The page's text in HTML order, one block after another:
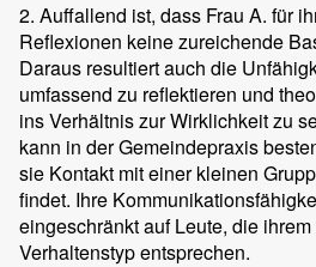
2. Auffallend ist, dass Frau A. für
Reflexionen keine zureichende
Daraus resultiert auch die
umfassend zu reflektieren und
ins Verhältnis zur Wirklichkeit zu
kann in der Gemeindepraxis
sie Kontakt mit einer kleinen
findet. Ihre
eingeschränkt auf Leute, die
Verhaltenstyp entsprechen.